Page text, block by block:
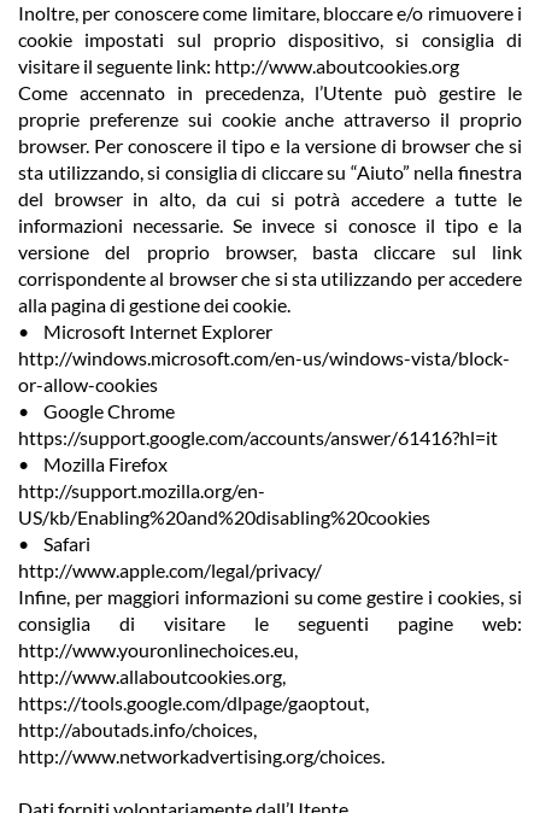
Inoltre, per conoscere come limitare, bloccare e/o rimuovere i
cookie impostati sul proprio dispositivo, si consiglia di
visitare il seguente link: http://www.aboutcookies.org
Come accennato in precedenza, l’Utente può gestire le
proprie preferenze sui cookie anche attraverso il proprio
browser. Per conoscere il tipo e la versione di browser che si
sta utilizzando, si consiglia di cliccare su “Aiuto” nella finestra
del browser in alto, da cui si potrà accedere a tutte le
informazioni necessarie. Se invece si conosce il tipo e la
versione del proprio browser, basta cliccare sul link
corrispondente al browser che si sta utilizzando per accedere
alla pagina di gestione dei cookie.
• Microsoft Internet Explorer
http://windows.microsoft.com/en-us/windows-vista/block-
or-allow-cookies
• Google Chrome
https://support.google.com/accounts/answer/61416?hl=it
• Mozilla Firefox
http://support.mozilla.org/en-
US/kb/Enabling%20and%20disabling%20cookies
• Safari
http://www.apple.com/legal/privacy/
Infine, per maggiori informazioni su come gestire i cookies, si
consiglia di visitare le seguenti pagine web:
http://www.youronlinechoices.eu,
http://www.allaboutcookies.org,
https://tools.google.com/dlpage/gaoptout,
http://aboutads.info/choices,
http://www.networkadvertising.org/choices.